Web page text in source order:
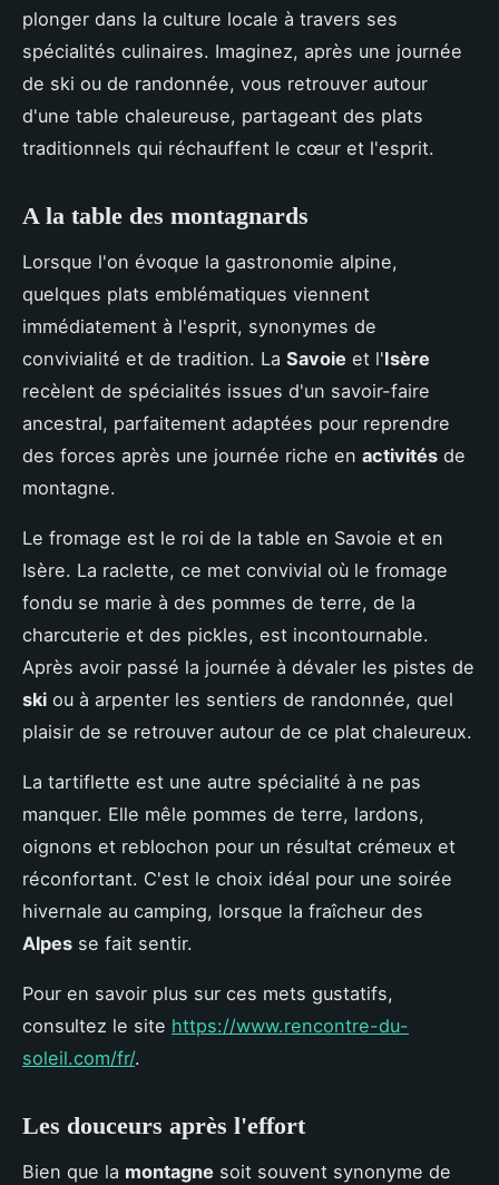
plonger dans la culture locale à travers ses
spécialités culinaires. Imaginez, après une journée
de ski ou de randonnée, vous retrouver autour
d'une table chaleureuse, partageant des plats
traditionnels qui réchauffent le cœur et l'esprit.
A la table des montagnards
Lorsque l'on évoque la gastronomie alpine,
quelques plats emblématiques viennent
immédiatement à l'esprit, synonymes de
convivialité et de tradition. La Savoie et l'Isère
recèlent de spécialités issues d'un savoir-faire
ancestral, parfaitement adaptées pour reprendre
des forces après une journée riche en activités de
montagne.
Le fromage est le roi de la table en Savoie et en
Isère. La raclette, ce met convivial où le fromage
fondu se marie à des pommes de terre, de la
charcuterie et des pickles, est incontournable.
Après avoir passé la journée à dévaler les pistes de
ski ou à arpenter les sentiers de randonnée, quel
plaisir de se retrouver autour de ce plat chaleureux.
La tartiflette est une autre spécialité à ne pas
manquer. Elle mêle pommes de terre, lardons,
oignons et reblochon pour un résultat crémeux et
réconfortant. C'est le choix idéal pour une soirée
hivernale au camping, lorsque la fraîcheur des
Alpes se fait sentir.
Pour en savoir plus sur ces mets gustatifs,
consultez le site https://www.rencontre-du-
soleil.com/fr/.
Les douceurs après l'effort
Bien que la montagne soit souvent synonyme de